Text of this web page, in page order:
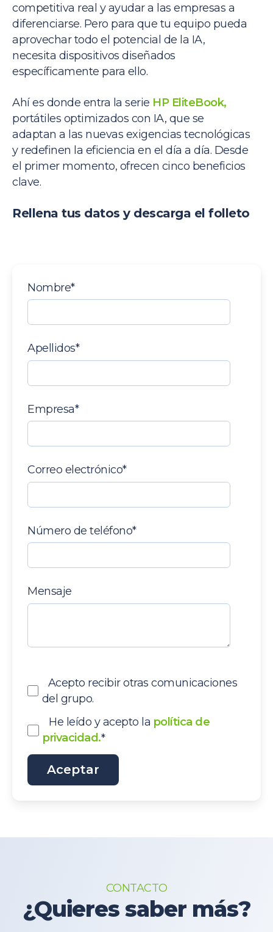
competitiva real y ayudar a las empresas a
diferenciarse. Pero para que tu equipo pueda
aprovechar todo el potencial de la IA,
necesita dispositivos diseñados
específicamente para ello.
Ahí es donde entra la serie HP EliteBook,
portátiles optimizados con IA, que se
adaptan a las nuevas exigencias tecnológicas
y redefinen la eficiencia en el día a día. Desde
el primer momento, ofrecen cinco beneficios
clave.
Rellena tus datos y descarga el folleto
Nombre*
Apellidos*
Empresa*
Correo electrónico*
Número de teléfono*
Mensaje
Acepto recibir otras comunicaciones
del grupo.
He leído y acepto la política de
privacidad.*
CONTACTO
¿Quieres saber más?